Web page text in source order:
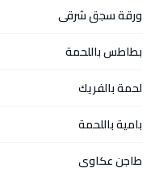
ورقة سجق شرقى
بطاطس باللحمة
لحمة بالفريك
بامية باللحمة
طاجن عكاوى